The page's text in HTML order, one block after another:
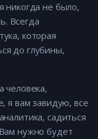
никогда не было,
Всегда
которая
до глубины,
человека,
я вам завидую, все
садиться
нужно будет